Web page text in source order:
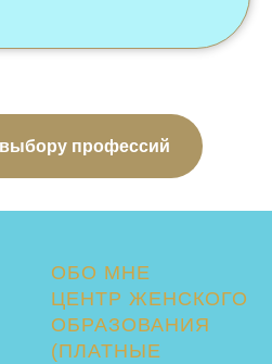
выбору профессий
ОБО МНЕ
ЦЕНТР ЖЕНСКОГО
ОБРАЗОВАНИЯ
(ПЛАТНЫЕ